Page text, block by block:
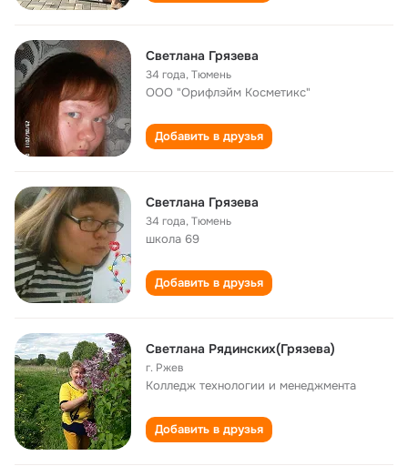
Светлана Грязева
34 года,Тюмень
ООО "Орифлэйм Косметикс"
Добавить в друзья
Светлана Грязева
34 года,Тюмень
школа 69
Добавить в друзья
Светлана Рядинских(Грязева)
г. Ржев
Колледж технологии и менеджмента
Добавить в друзья